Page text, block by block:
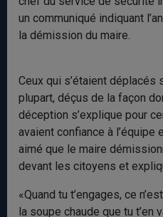
un communiqué indiquant
la démission du maire.
Ceux qui s’étaient déplacés
plupart, déçus de la façon
déception s’explique pour
avaient confiance à l’équipe
aimé que le maire
devant les citoyens et
«Quand tu t’engages, ce
la soupe chaude que tu t’en